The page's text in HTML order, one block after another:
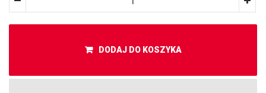
DODAJ DO KOSZYKA